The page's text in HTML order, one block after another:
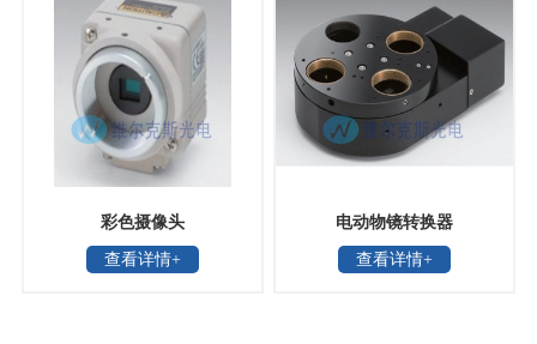
彩色摄像头
查看详情+
电动物镜转换器
查看详情+